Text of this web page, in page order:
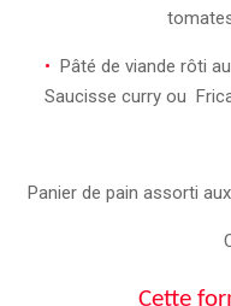
Pâté de viande rôti
Saucisse curry ou
Panier de pain assorti
Cette